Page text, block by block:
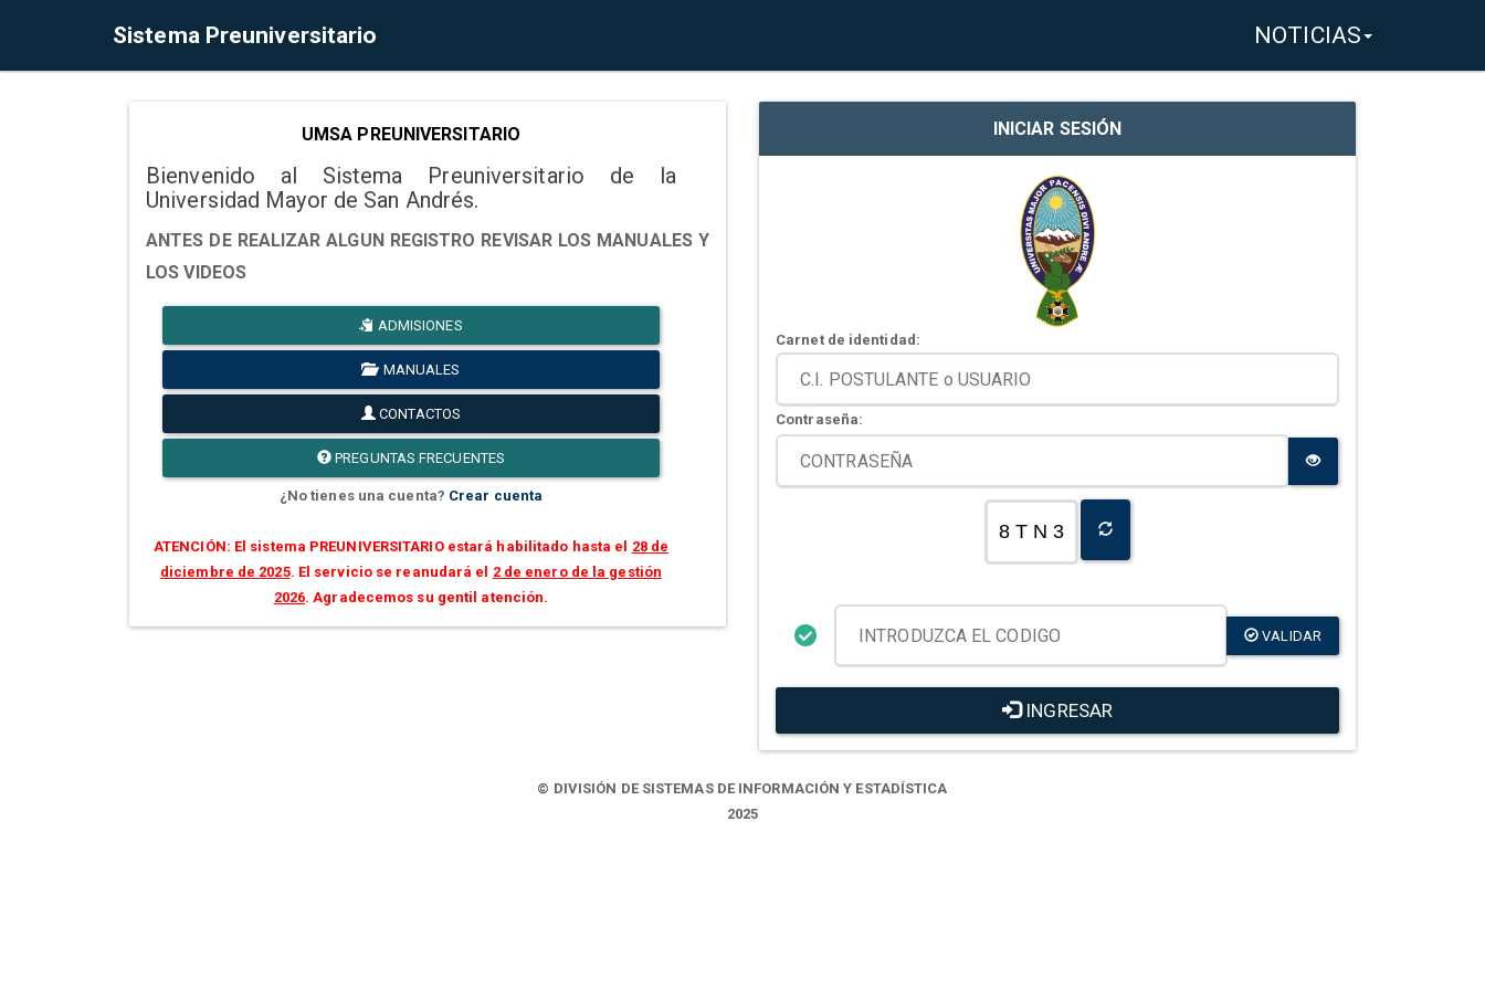
Sistema Preuniversitario NOTICIAS
UMSA PREUNIVERSITARIO
Bienvenido al Sistema Preuniversitario de la
Universidad Mayor de San Andrés.
ANTES DE REALIZAR ALGUN REGISTRO REVISAR LOS MANUALES Y
LOS VIDEOS
ADMISIONES
MANUALES
CONTACTOS
PREGUNTAS FRECUENTES
¿No tienes una cuenta? Crear cuenta
ATENCIÓN: El sistema PREUNIVERSITARIO estará habilitado hasta el 28 de
diciembre de 2025. El servicio se reanudará el 2 de enero de la gestión
2026. Agradecemos su gentil atención.
INICIAR SESIÓN
Carnet de identidad:
Contraseña:
8 T N 3
VALIDAR
INGRESAR
© DIVISIÓN DE SISTEMAS DE INFORMACIÓN Y ESTADÍSTICA
2025